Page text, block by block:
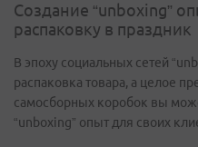
Создание “unboxing”
распаковку в праздник
В эпоху социальных сетей
распаковка товара, а целое
самосборных коробок вы
“unboxing” опыт для своих